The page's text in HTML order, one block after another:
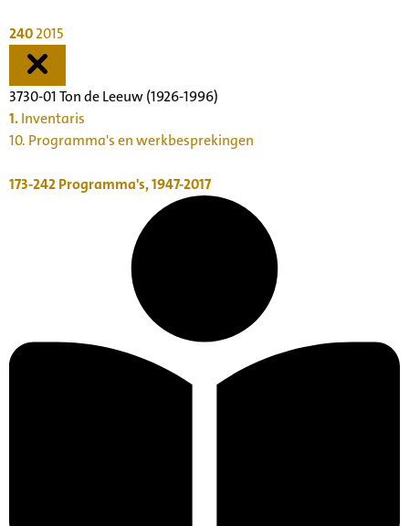
2402015
3730-01 Ton de Leeuw (1926-1996)
1.Inventaris
10. Programma's en werkbesprekingen
173-242Programma's, 1947-2017